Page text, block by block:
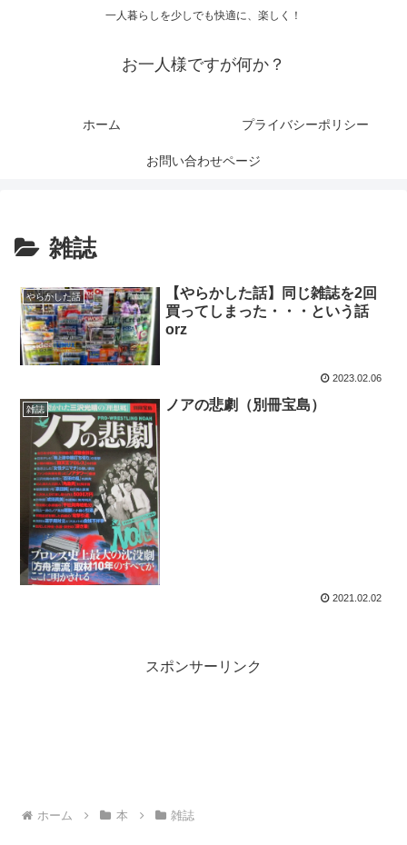
一人暮らしを少しでも快適に、楽しく！
お一人様ですが何か？
ホーム プライバシーポリシー
お問い合わせページ
雑誌
やらかした話
【やらかした話】同じ雑誌を2回
買ってしまった・・・という話
orz
2023.02.06
雑誌 ノアの悲劇（別冊宝島）
2021.02.02
スポンサーリンク
ホーム 本 雑誌